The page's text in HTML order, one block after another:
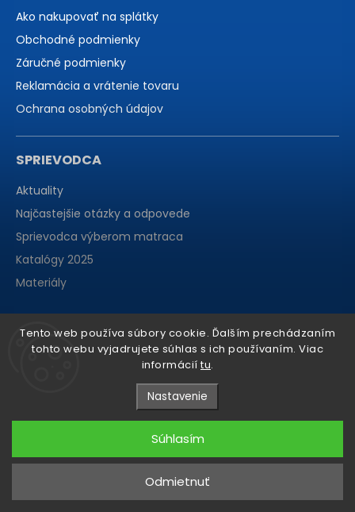
Tento web používa súbory cookie. Ďalším prechádzaním
tohto webu vyjadrujete súhlas s ich používaním. Viac
informácií tu.
Nastavenie
Odmietnuť
Súhlasím
Ako nakupovať na splátky
Obchodné podmienky
Záručné podmienky
Reklamácia a vrátenie tovaru
Ochrana osobných údajov
SPRIEVODCA
Aktuality
Najčastejšie otázky a odpovede
Sprievodca výberom matraca
Katalógy 2025
Materiály
Copyright 2026matraCentrum. Všetky práva vyhradené.
Grafický návrh vytvořil a nakódoval